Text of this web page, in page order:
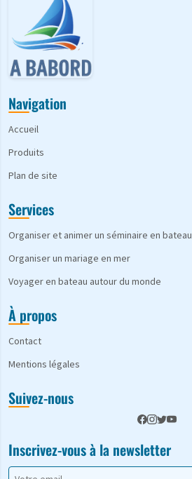
Navigation
Accueil
Produits
Plan de site
Services
Organiser et animer un séminaire en bateau
Organiser un mariage en mer
Voyager en bateau autour du monde
À propos
Contact
Mentions légales
Suivez-nous
Inscrivez-vous à la newsletter